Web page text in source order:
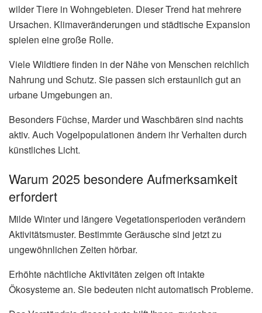
wilder Tiere in Wohngebieten. Dieser Trend hat mehrere
Ursachen. Klimaveränderungen und städtische Expansion
spielen eine große Rolle.
Viele Wildtiere finden in der Nähe von Menschen reichlich
Nahrung und Schutz. Sie passen sich erstaunlich gut an
urbane Umgebungen an.
Besonders Füchse, Marder und Waschbären sind nachts
aktiv. Auch Vogelpopulationen ändern ihr Verhalten durch
künstliches Licht.
Warum 2025 besondere Aufmerksamkeit
erfordert
Milde Winter und längere Vegetationsperioden verändern
Aktivitätsmuster. Bestimmte Geräusche sind jetzt zu
ungewöhnlichen Zeiten hörbar.
Erhöhte nächtliche Aktivitäten zeigen oft intakte
Ökosysteme an. Sie bedeuten nicht automatisch Probleme.